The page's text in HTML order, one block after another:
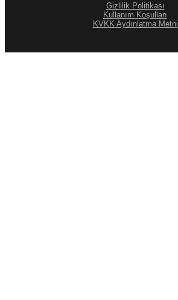
Gizlilik Politikası
Kullanım Koşulları
KVKK Aydınlatma Metni